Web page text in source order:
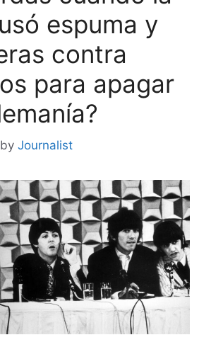
espuma y
contra
para apagar
by Journalist